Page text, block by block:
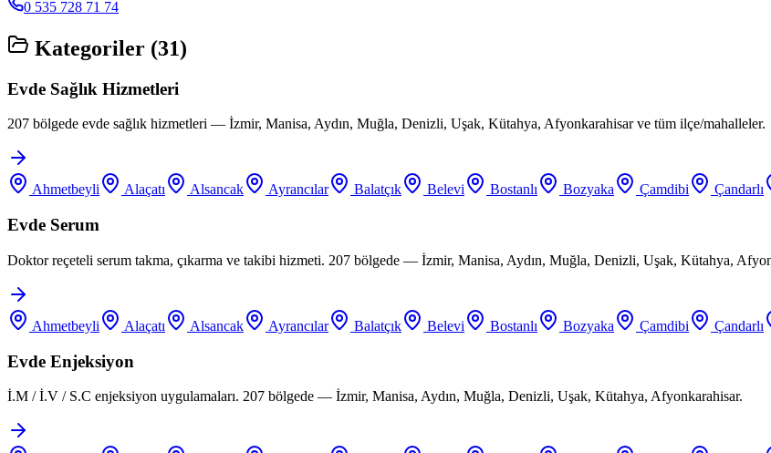
0 535 728 71 74
Kategoriler (31)
Evde Sağlık Hizmetleri
207 bölgede evde sağlık hizmetleri — İzmir, Manisa, Aydın, Muğla, Denizli, Uşak, Kütahya, Afyonkarahisar ve tüm ilçe/mahalleler.
Ahmetbeyli Alaçatı Alsancak Ayrancılar Balatçık Belevi Bostanlı Bozyaka Çamdibi Çandarlı
Evde Serum
Doktor reçeteli serum takma, çıkarma ve takibi hizmeti. 207 bölgede — İzmir, Manisa, Aydın, Muğla, Denizli, Uşak, Kütahya,
Ahmetbeyli Alaçatı Alsancak Ayrancılar Balatçık Belevi Bostanlı Bozyaka Çamdibi Çandarlı
Evde Enjeksiyon
İ.M / İ.V / S.C enjeksiyon uygulamaları. 207 bölgede — İzmir, Manisa, Aydın, Muğla, Denizli, Uşak, Kütahya, Afyonkarahisar.